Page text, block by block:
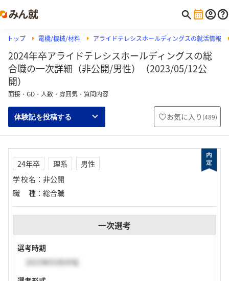
トップ 電機/機械/材料 アライドテレシスホールディングスの就活情報
2024年卒アライドテレシスホールディングスの総
合職の一次詳細（非公開/男性）（2023/05/12公
開）
面接・GD・人数・雰囲気・質問内容
体験記を投稿する お気に入り (489)
24年卒 理系
男性
学校名 ： 非公開
職種 ： 総合職
一次選考
選考時期
2023年03月中旬